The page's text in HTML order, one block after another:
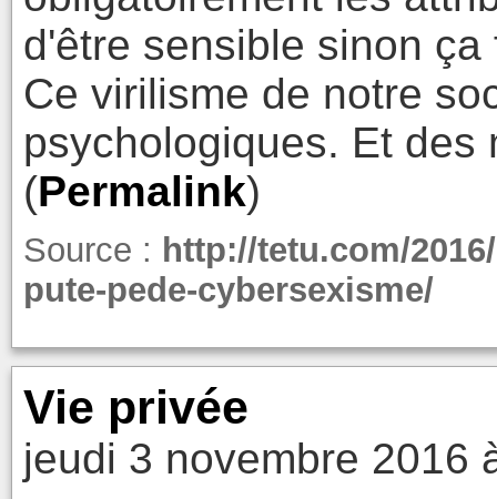
d'être sensible sinon ça
Ce virilisme de notre
psychologiques. Et des
(Permalink)
Source : http://tetu.com/
pute-pede-cybersexisme/
Vie privée
jeudi 3 novembre 2016